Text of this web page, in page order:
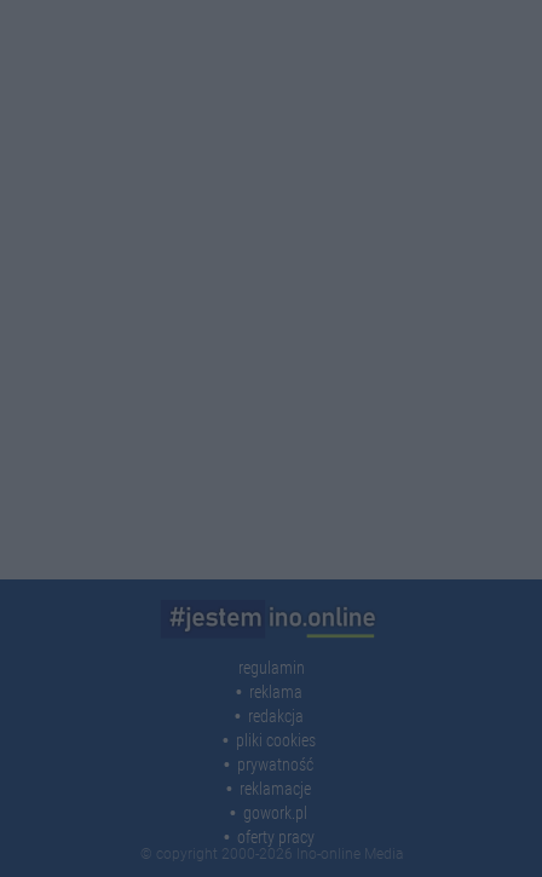
regulamin
reklama
redakcja
pliki cookies
prywatność
reklamacje
gowork.pl
oferty pracy
© copyright 2000-2026 Ino-online Media